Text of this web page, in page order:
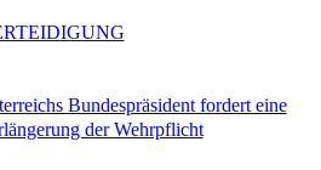
Bundespräsident fordert eine
der Wehrpflicht